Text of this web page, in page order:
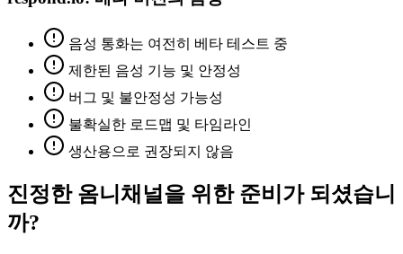
음성 통화는 여전히 베타 테스트 중
제한된 음성 기능 및 안정성
버그 및 불안정성 가능성
불확실한 로드맵 및 타임라인
생산용으로 권장되지 않음
진정한 옴니채널을 위한 준비가 되셨습니
까?